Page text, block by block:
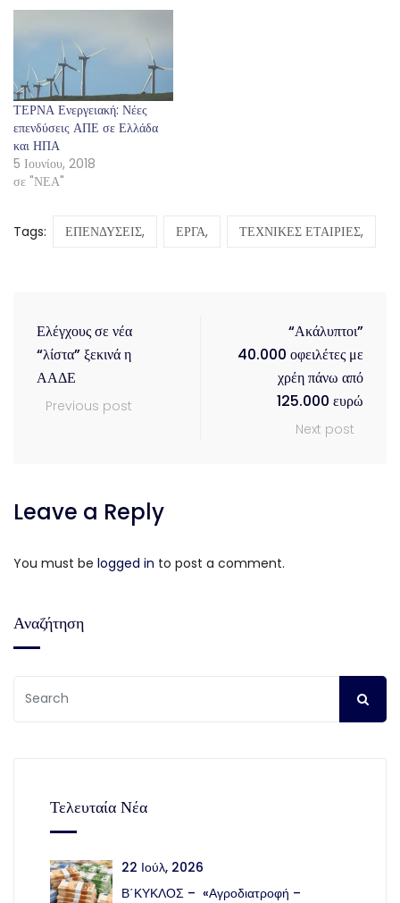
ΤΕΡΝΑ Ενεργειακή: Νέες
επενδύσεις ΑΠΕ σε Ελλάδα
και ΗΠΑ
5 Ιουνίου, 2018
σε "ΝΕΑ"
Tags: ΕΠΕΝΔΥΣΕΙΣ, ΕΡΓΑ, ΤΕΧΝΙΚΕΣ ΕΤΑΙΡΙΕΣ,
Ελέγχους σε νέα
“λίστα” ξεκινά η
ΑΑΔΕ
Previous post
“Ακάλυπτοι”
40.000 οφειλέτες με
χρέη πάνω από
125.000 ευρώ
Next post
Leave a Reply
You must be logged in to post a comment.
Αναζήτηση
Τελευταία Νέα
22 Ιούλ, 2026
Β΄ΚΥΚΛΟΣ – «Αγροδιατροφή –